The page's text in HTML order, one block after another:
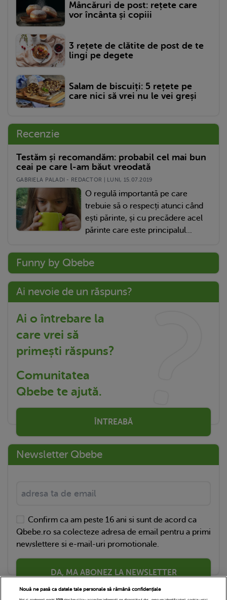
Mâncăruri de post: rețete care
vor încânta și copiii
3 rețete de clătite de post de te
lingi pe degete
Salam de biscuiți: 5 rețete pe
care nici să vrei nu le vei greși
Recenzie
Testăm și recomandăm: probabil cel mai bun
ceai pe care l-am băut vreodată
GABRIELA PALADI - REDACTOR | LUNI, 15.07.2019
O regulă importantă pe care
trebuie să o respecți atunci când
ești părinte, și cu precădere acel
părinte care este principalul...
Funny by Qbebe
Ai nevoie de un răspuns?
Ai o întrebare la
care vrei să
primești răspuns?
Comunitatea
Qbebe te ajută.
ÎNTREABĂ
Newsletter Qbebe
Confirm ca am peste 16 ani si sunt de acord ca
Qbebe.ro sa colecteze adresa de email pentru a primi
newslettere si e-mail-uri promotionale.
DA, MA ABONEZ LA NEWSLETTER
Nouă ne pasă ca datele tale personale să rămână confidențiale